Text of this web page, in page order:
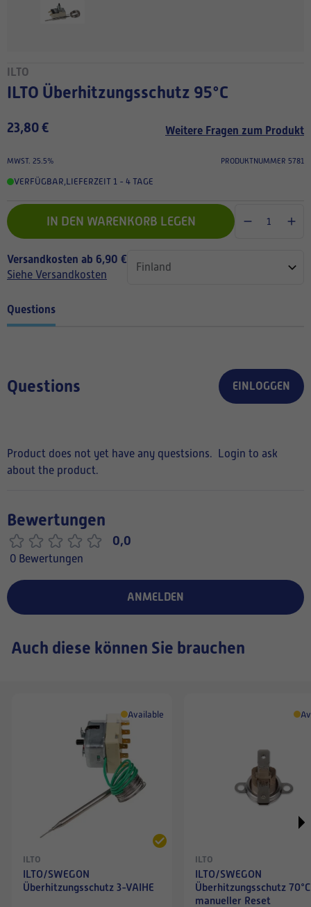
ILTO
ILTO Überhitzungsschutz 95°C
23,80 € Weitere Fragen zum Produkt
MWST. 25.5% PRODUKTNUMMER 5781
VERFÜGBAR LIEFERZEIT 1 - 4 TAGE
IN DEN WARENKORB LEGEN
Versandkosten ab 6,90 €
Siehe Versandkosten
Questions
Questions EINLOGGEN
Product does not yet have any questsions.
Login to ask
about the product.
Bewertungen
0,0
0 Bewertungen
ANMELDEN
Auch diese können Sie brauchen
Available
ILTO
ILTO/SWEGON
Überhitzungsschutz 3-VAIHE
ILTO
ILTO/SWEGON
Überhitzungsschutz 70°C
manueller Reset